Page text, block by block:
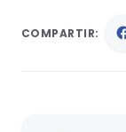
COMPARTIR: